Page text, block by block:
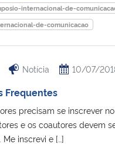
internacional-de-
de-comunicacao
Notícia 10/07/
Frequentes
precisam se inscrever
e os coautores devem
Me inscrevi e […]